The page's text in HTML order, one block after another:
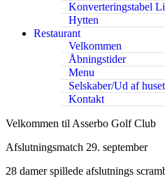
Konverteringstabel
Hytten
Restaurant
Velkommen
Åbningstider
Menu
Selskaber/Ud af huset
Kontakt
Velkommen til Asserbo Golf Club
Afslutningsmatch 29. september
28 damer spillede afslutnings